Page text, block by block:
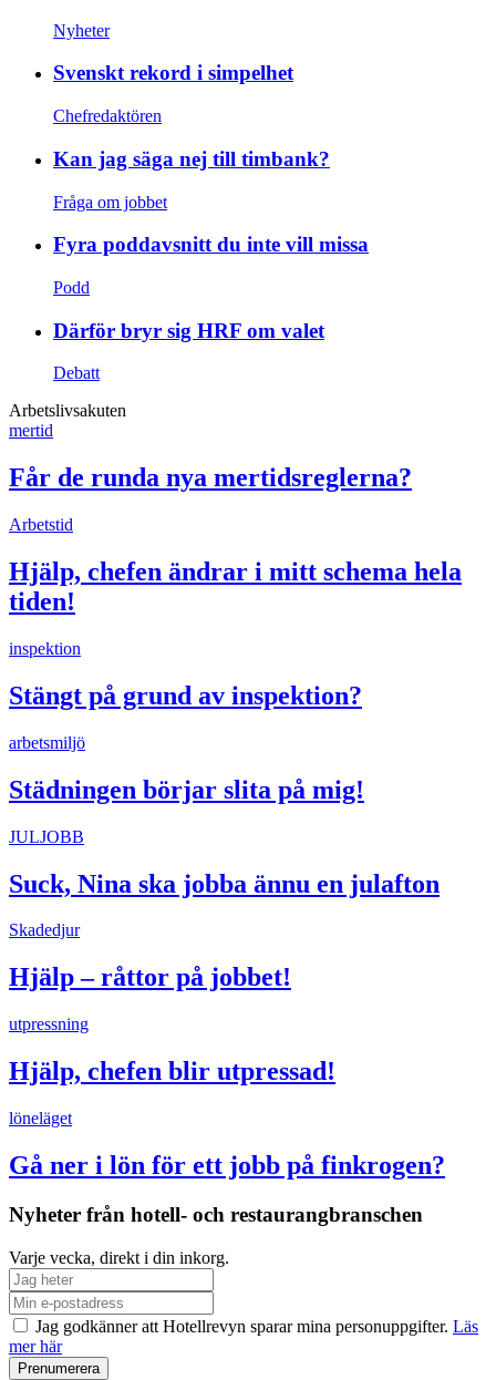
Nyheter
Svenskt rekord i simpelhet
Chefredaktören
Kan jag säga nej till timbank?
Fråga om jobbet
Fyra poddavsnitt du inte vill missa
Podd
Därför bryr sig HRF om valet
Debatt
Arbetslivsakuten
mertid
Får de runda nya mertidsreglerna?
Arbetstid
Hjälp, chefen ändrar i mitt schema hela
tiden!
inspektion
Stängt på grund av inspektion?
arbetsmiljö
Städningen börjar slita på mig!
JULJOBB
Suck, Nina ska jobba ännu en julafton
Skadedjur
Hjälp – råttor på jobbet!
utpressning
Hjälp, chefen blir utpressad!
löneläget
Gå ner i lön för ett jobb på finkrogen?
Nyheter från hotell- och restaurangbranschen
Varje vecka, direkt i din inkorg.
Jag godkänner att Hotellrevyn sparar mina personuppgifter. Läs
mer här